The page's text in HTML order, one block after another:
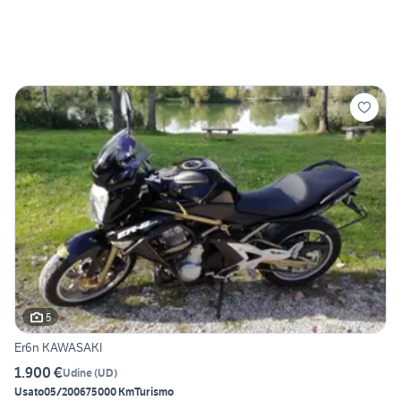
5
Er6n KAWASAKI
1.900 €Udine(UD)
Usato05/200675000 KmTurismo